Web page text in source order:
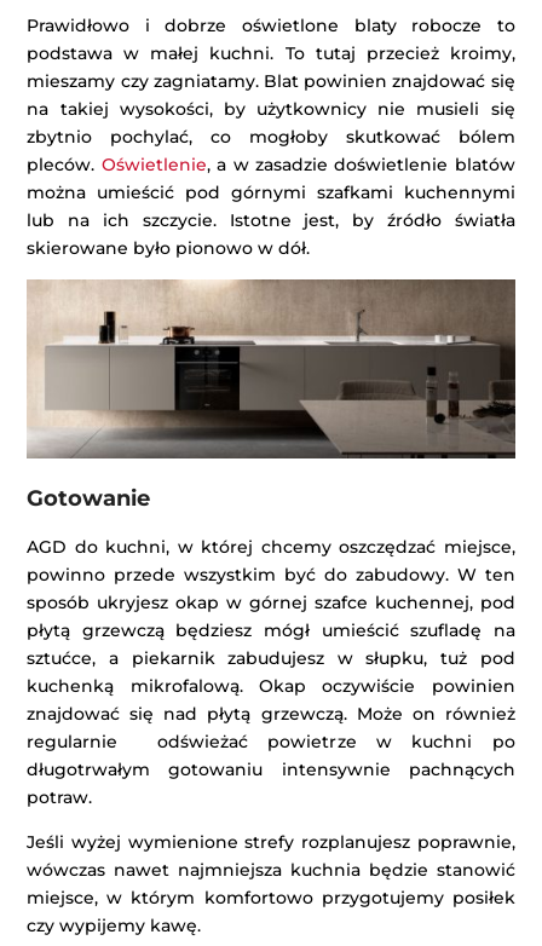
Prawidłowo i dobrze oświetlone blaty robocze to
podstawa w małej kuchni. To tutaj przecież kroimy,
mieszamy czy zagniatamy. Blat powinien znajdować się
na takiej wysokości, by użytkownicy nie musieli się
zbytnio pochylać, co mogłoby skutkować bólem
pleców. Oświetlenie, a w zasadzie doświetlenie blatów
można umieścić pod górnymi szafkami kuchennymi
lub na ich szczycie. Istotne jest, by źródło światła
skierowane było pionowo w dół.
Gotowanie
AGD do kuchni, w której chcemy oszczędzać miejsce,
powinno przede wszystkim być do zabudowy. W ten
sposób ukryjesz okap w górnej szafce kuchennej, pod
płytą grzewczą będziesz mógł umieścić szufladę na
sztućce, a piekarnik zabudujesz w słupku, tuż pod
kuchenką mikrofalową. Okap oczywiście powinien
znajdować się nad płytą grzewczą. Może on również
regularnie odświeżać powietrze w kuchni po
długotrwałym gotowaniu intensywnie pachnących
potraw.
Jeśli wyżej wymienione strefy rozplanujesz poprawnie,
wówczas nawet najmniejsza kuchnia będzie stanowić
miejsce, w którym komfortowo przygotujemy posiłek
czy wypijemy kawę.